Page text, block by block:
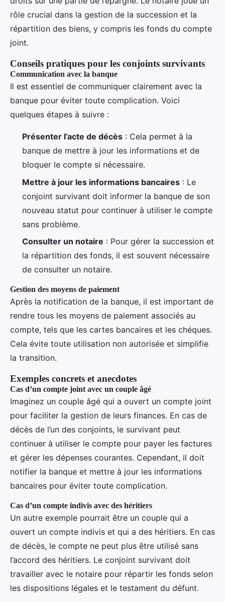
rôle crucial dans la gestion de la succession et la
répartition des biens, y compris les fonds du compte
joint.
Conseils pratiques pour les conjoints survivants
Communication avec la banque
Il est essentiel de communiquer clairement avec la
banque pour éviter toute complication. Voici
quelques étapes à suivre :
Présenter l’acte de décès : Cela permet à la
banque de mettre à jour les informations et de
bloquer le compte si nécessaire.
Mettre à jour les informations bancaires : Le
conjoint survivant doit informer la banque de son
nouveau statut pour continuer à utiliser le compte
sans problème.
Consulter un notaire : Pour gérer la succession et
la répartition des fonds, il est souvent nécessaire
de consulter un notaire.
Gestion des moyens de paiement
Après la notification de la banque, il est important de
rendre tous les moyens de paiement associés au
compte, tels que les cartes bancaires et les chéques.
Cela évite toute utilisation non autorisée et simplifie
la transition.
Exemples concrets et anecdotes
Cas d’un compte joint avec un couple âgé
Imaginez un couple âgé qui a ouvert un compte joint
pour faciliter la gestion de leurs finances. En cas de
décès de l’un des conjoints, le survivant peut
continuer à utiliser le compte pour payer les factures
et gérer les dépenses courantes. Cependant, il doit
notifier la banque et mettre à jour les informations
bancaires pour éviter toute complication.
Cas d’un compte indivis avec des héritiers
Un autre exemple pourrait être un couple qui a
ouvert un compte indivis et qui a des héritiers. En cas
de décès, le compte ne peut plus être utilisé sans
l’accord des héritiers. Le conjoint survivant doit
travailler avec le notaire pour répartir les fonds selon
les dispositions légales et le testament du défunt.